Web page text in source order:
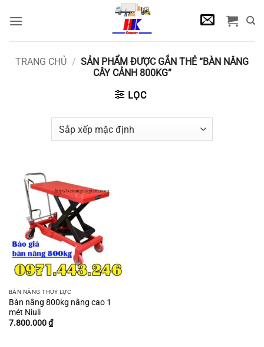
qua
TRANG CHỦ / SẢN PHẨM ĐƯỢC GẮN THẺ “BÀN NÂNG
CÂY CẢNH 800KG”
LỌC
BÀN NÂNG THỦY LỰC
Bàn nâng 800kg nâng cao 1
mét Niuli
7.800.000₫